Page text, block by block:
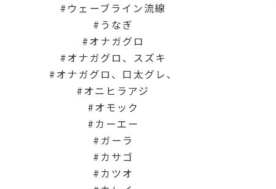
ウェーブライン流線
うなぎ
オナガグロ
オナガグロ、スズキ
オナガグロ、口太グレ、
オニヒラアジ
オモック
カーエー
ガーラ
カサゴ
カツオ